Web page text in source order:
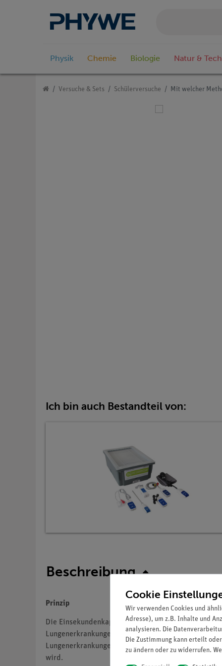
Physik Chemie Biologie Natur &
Versuche & Sets Schülerversuche Mit welcher
Ich bin auch Bestandteil von:
Beschreibung
Prinzip
Die Einsekundenkapazität ist ein Wert, welcher
Lungenerkrankungen und bei
Lungenerkrankungen hingegen ist dieser Test
wird.
Cookie
Wir verwenden Cookies und
Adresse), um z.B. Inhalte und
analysieren. Die
Die Zustimmung kann erteilt
zu ändern oder zu widerrufen.